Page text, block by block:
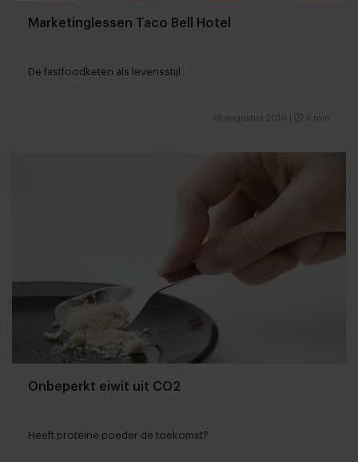
Marketinglessen Taco Bell Hotel
De fastfoodketen als levensstijl
19 augustus 2019 3 min
Onbeperkt eiwit uit CO2
Heeft proteïne poeder de toekomst?